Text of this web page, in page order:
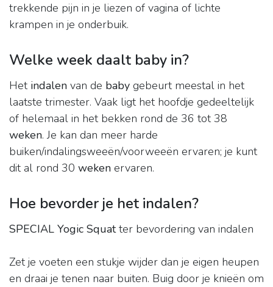
trekkende pijn in je liezen of vagina of lichte
krampen in je onderbuik.
Welke week daalt baby in?
Het indalen van de baby gebeurt meestal in het
laatste trimester. Vaak ligt het hoofdje gedeeltelijk
of helemaal in het bekken rond de 36 tot 38
weken. Je kan dan meer harde
buiken/indalingsweeën/voorweeën ervaren; je kunt
dit al rond 30 weken ervaren.
Hoe bevorder je het indalen?
SPECIAL Yogic Squatter bevordering van indalen
Zet je voeten een stukje wijder dan je eigen heupen
en draai je tenen naar buiten. Buig door je knieën om